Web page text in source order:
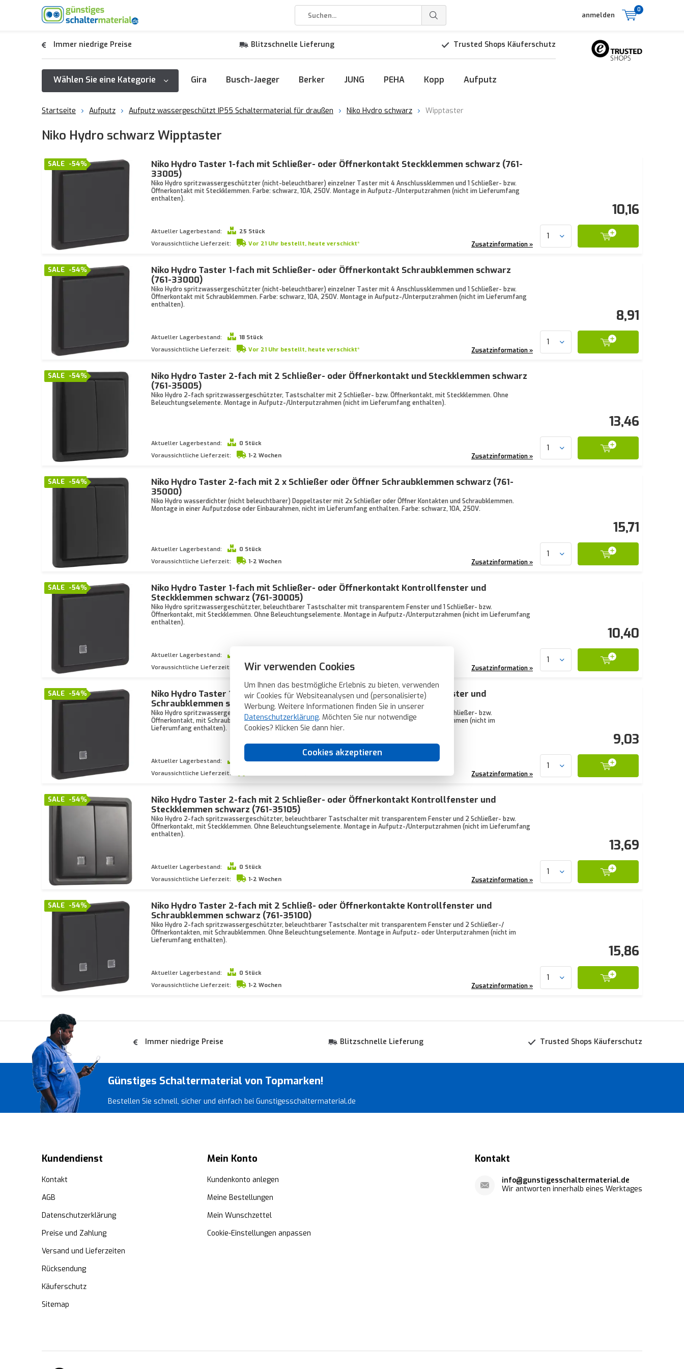
Wir verwenden Cookies
Um Ihnen das bestmögliche Erlebnis zu bieten, verwenden
wir Cookies für Websiteanalysen und (personalisierte)
Werbung. Weitere Informationen finden Sie in unserer
Datenschutzerklärung. Möchten Sie nur notwendige
Cookies? Klicken Sie dann hier.
Cookies akzeptieren
anmelden
0
Immer niedrige Preise Blitzschnelle Lieferung Trusted Shops Käuferschutz
Wählen Sie eine Kategorie Gira Busch-Jaeger Berker JUNG PEHA Kopp Aufputz
Startseite Aufputz Aufputz wassergeschützt IP55 Schaltermaterial für draußen Niko Hydro schwarz Wipptaster
Niko Hydro schwarz Wipptaster
-54%
SALE
Niko Hydro Taster 1-fach mit Schließer- oder Öffnerkontakt Steckklemmen schwarz (761-
33005)
Niko Hydro spritzwassergeschützter (nicht-beleuchtbarer) einzelner Taster mit 4 Anschlussklemmen und 1 Schließer- bzw.
Öffnerkontakt mit Steckklemmen. Farbe: schwarz, 10A, 250V. Montage in Aufputz-/Unterputzrahmen (nicht im Lieferumfang
enthalten).
Aktueller Lagerbestand:
25 Stück
Voraussichtliche Lieferzeit:
Vor 21 Uhr bestellt, heute verschickt*
10,16
Zusatzinformation »
-54%
SALE
Niko Hydro Taster 1-fach mit Schließer- oder Öffnerkontakt Schraubklemmen schwarz
(761-33000)
Niko Hydro spritzwassergeschützter (nicht-beleuchtbarer) einzelner Taster mit 4 Anschlussklemmen und 1 Schließer- bzw.
Öffnerkontakt mit Schraubklemmen. Farbe: schwarz, 10A, 250V. Montage in Aufputz-/Unterputzrahmen (nicht im Lieferumfang
enthalten).
Aktueller Lagerbestand:
18 Stück
Voraussichtliche Lieferzeit:
Vor 21 Uhr bestellt, heute verschickt*
8,91
Zusatzinformation »
-54%
SALE
Niko Hydro Taster 2-fach mit 2 Schließer- oder Öffnerkontakt und Steckklemmen schwarz
(761-35005)
Niko Hydro 2-fach spritzwassergeschützter, Tastschalter mit 2 Schließer- bzw. Öffnerkontakt, mit Steckklemmen. Ohne
Beleuchtungselemente. Montage in Aufputz-/Unterputzrahmen (nicht im Lieferumfang enthalten).
Aktueller Lagerbestand:
0 Stück
Voraussichtliche Lieferzeit:
1-2 Wochen
13,46
Zusatzinformation »
-54%
SALE
Niko Hydro Taster 2-fach mit 2 x Schließer oder Öffner Schraubklemmen schwarz (761-
35000)
Niko Hydro wasserdichter (nicht beleuchtbarer) Doppeltaster mit 2x Schließer oder Öffner Kontakten und Schraubklemmen.
Montage in einer Aufputzdose oder Einbaurahmen, nicht im Lieferumfang enthalten. Farbe: schwarz, 10A, 250V.
Aktueller Lagerbestand:
0 Stück
Voraussichtliche Lieferzeit:
1-2 Wochen
15,71
Zusatzinformation »
-54%
SALE
Niko Hydro Taster 1-fach mit Schließer- oder Öffnerkontakt Kontrollfenster und
Steckklemmen schwarz (761-30005)
Niko Hydro spritzwassergeschützter, beleuchtbarer Tastschalter mit transparentem Fenster und 1 Schließer- bzw.
Öffnerkontakt, mit Steckklemmen. Ohne Beleuchtungselemente. Montage in Aufputz-/Unterputzrahmen (nicht im Lieferumfang
enthalten).
Aktueller Lagerbestand:
Voraussichtliche Lieferzeit:
1-2 Wochen
10,40
Zusatzinformation »
-54%
SALE
Niko Hydro Taster 1-fach mit Schließer- oder Öffnerkontakt Kontrollfenster und
Schraubklemmen schwarz (761-30000)
Niko Hydro spritzwassergeschützter, beleuchtbarer Tastschalter mit transparentem Fenster und 1 Schließer- bzw.
Öffnerkontakt, mit Schraubklemmen. Ohne Beleuchtungselemente. Montage in Aufputz-/Unterputzrahmen (nicht im
Lieferumfang enthalten).
Aktueller Lagerbestand:
3 Stück
Voraussichtliche Lieferzeit:
9,03
Zusatzinformation »
-54%
SALE
Niko Hydro Taster 2-fach mit 2 Schließer- oder Öffnerkontakt Kontrollfenster und
Steckklemmen schwarz (761-35105)
Niko Hydro 2-fach spritzwassergeschützter, beleuchtbarer Tastschalter mit transparentem Fenster und 2 Schließer- bzw.
Öffnerkontakt, mit Steckklemmen. Ohne Beleuchtungselemente. Montage in Aufputz-/Unterputzrahmen (nicht im Lieferumfang
enthalten).
Aktueller Lagerbestand:
0 Stück
Voraussichtliche Lieferzeit:
1-2 Wochen
13,69
Zusatzinformation »
-54%
SALE
Niko Hydro Taster 2-fach mit 2 Schließ- oder Öffnerkontakte Kontrollfenster und
Schraubklemmen schwarz (761-35100)
Niko Hydro 2-fach spritzwassergeschützter, beleuchtbarer Tastschalter mit transparentem Fenster und 2 Schließer-/
Öffnerkontakten, mit Schraubklemmen. Ohne Beleuchtungselemente. Montage in Aufputz- oder Unterputzrahmen (nicht im
Lieferumfang enthalten).
Aktueller Lagerbestand:
0 Stück
Voraussichtliche Lieferzeit:
1-2 Wochen
15,86
Zusatzinformation »
Immer niedrige Preise Blitzschnelle Lieferung Trusted Shops Käuferschutz
Günstiges Schaltermaterial von Topmarken!
Bestellen Sie schnell, sicher und einfach bei Gunstigesschaltermaterial.de
Kundendienst
Kontakt
AGB
Datenschutzerklärung
Preise und Zahlung
Versand und Lieferzeiten
Rücksendung
Käuferschutz
Sitemap
Mein Konto
Kundenkonto anlegen
Meine Bestellungen
Mein Wunschzettel
Cookie-Einstellungen anpassen
Kontakt
info@gunstigesschaltermaterial.de
Wir antworten innerhalb eines Werktages